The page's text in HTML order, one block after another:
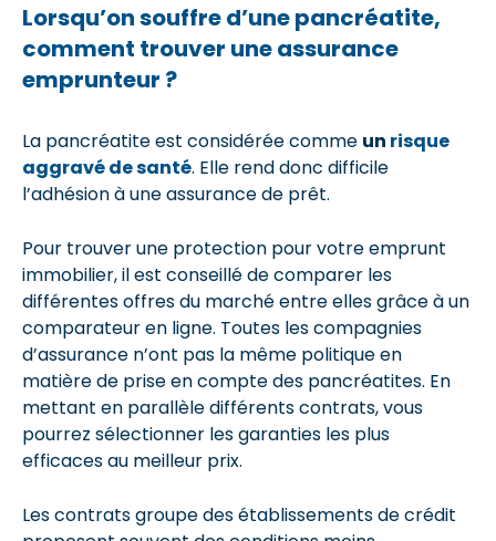
Lorsqu’on souffre d’une pancréatite,
comment trouver une assurance
emprunteur ?
La pancréatite est considérée comme un risque
aggravé de santé. Elle rend donc difficile
l’adhésion à une assurance de prêt.
Pour trouver une protection pour votre emprunt
immobilier, il est conseillé de comparer les
différentes offres du marché entre elles grâce à un
comparateur en ligne. Toutes les compagnies
d’assurance n’ont pas la même politique en
matière de prise en compte des pancréatites. En
mettant en parallèle différents contrats, vous
pourrez sélectionner les garanties les plus
efficaces au meilleur prix.
Les contrats groupe des établissements de crédit